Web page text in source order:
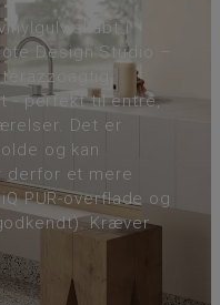
skabt i
Design Studio –
- perfekt til entré,
Det er
og kan
derfor et mere
PUR-overflade og
Kræver